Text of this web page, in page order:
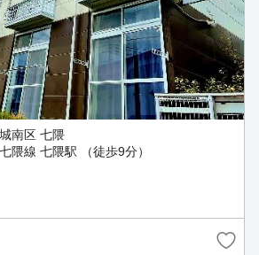
南区 七隈
隈線 七隈駅 （徒歩9分）